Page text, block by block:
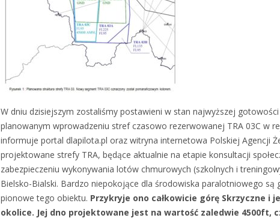
W dniu dzisiejszym zostaliśmy postawieni w stan najwyższej
planowanym wprowadzeniu stref czasowo rezerwowanej TRA 03C w
informuje portal dlapilota.pl oraz witryna internetowa Polskiej Agencji
projektowane strefy TRA, będące aktualnie na etapie konsultacji
zabezpieczeniu wykonywania lotów chmurowych (szkolnych i
Bielsko-Bialski. Bardzo niepokojące dla środowiska paralotniowego są
pionowe tego obiektu. Przykryje ono całkowicie górę Skrzyczne i
okolice. Jej dno projektowane jest na wartość zaledwie 4500ft,